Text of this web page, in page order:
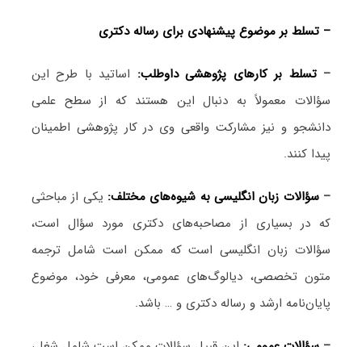
– تسلط بر موضوع پیشنهادی برای رساله دکتری
–تسلط بر کارهای پژوهشی داوطلب: اساتید با طرح این
سؤالات معمولاً به دنبال این هستند که از سطح علمی
دانشجو و نیز مشارکت واقعی وی در کار پژوهشی اطمینان
پیدا کنند.
– سؤالات زبان انگلیسی به شیوه‌های مختلف: یکی از مباحثی
که در بسیاری از مصاحبه‌های دکتری مورد سؤال است،
سؤالات زبان انگلیسی است که ممکن است شامل ترجمه
متون تخصصی، دیالوگ‌های عمومی، معرفی خود، موضوع
پایان‌نامه ارشد و رساله دکتری و … باشد.